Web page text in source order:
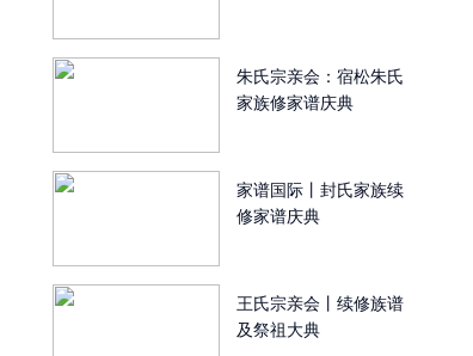
朱氏宗亲会：宿松朱氏
家族修家谱庆典
家谱国际丨封氏家族续
修家谱庆典
王氏宗亲会丨续修族谱
及祭祖大典